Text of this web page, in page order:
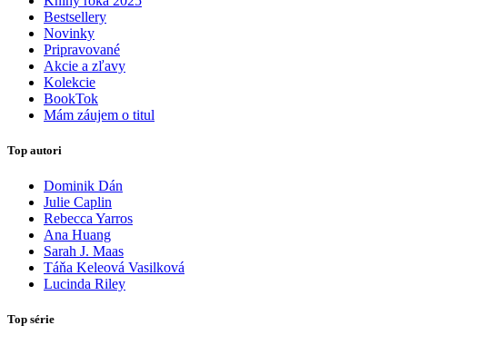
Bestsellery
Novinky
Pripravované
Akcie a zľavy
Kolekcie
BookTok
Mám záujem o titul
Top autori
Dominik Dán
Julie Caplin
Rebecca Yarros
Ana Huang
Sarah J. Maas
Táňa Keleová Vasilková
Lucinda Riley
Top série